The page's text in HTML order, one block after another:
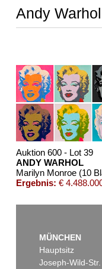
Andy
Auktion 600 - Lot 39
ANDY WARHOL
Marilyn Monroe (10
Ergebnis: €
MÜNCHEN
Hauptsitz
Joseph-Wild-